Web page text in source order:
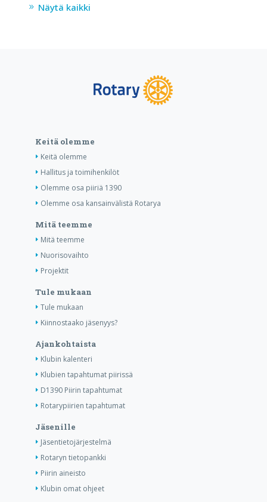
Näytä kaikki
Keitä olemme
Keitä olemme
Hallitus ja toimihenkilöt
Olemme osa piiriä 1390
Olemme osa kansainvälistä Rotarya
Mitä teemme
Mitä teemme
Nuorisovaihto
Projektit
Tule mukaan
Tule mukaan
Kiinnostaako jäsenyys?
Ajankohtaista
Klubin kalenteri
Klubien tapahtumat piirissä
D1390 Piirin tapahtumat
Rotarypiirien tapahtumat
Jäsenille
Jäsentietojärjestelmä
Rotaryn tietopankki
Piirin aineisto
Klubin omat ohjeet